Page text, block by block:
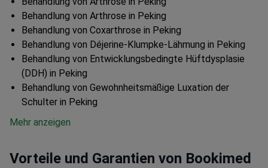
Behandlung von Arthrose in Peking
Behandlung von Coxarthrose in Peking
Behandlung von Déjerine-Klumpke-Lähmung in Peking
Behandlung von Entwicklungsbedingte Hüftdysplasie
(DDH) in Peking
Behandlung von Gewohnheitsmäßige Luxation der
Schulter in Peking
Mehr anzeigen
Vorteile und Garantien von Bookimed